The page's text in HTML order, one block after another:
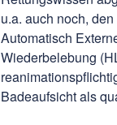
u.a. auch noch,
Automatisch
Wiederbelebung
Badeaufsicht als